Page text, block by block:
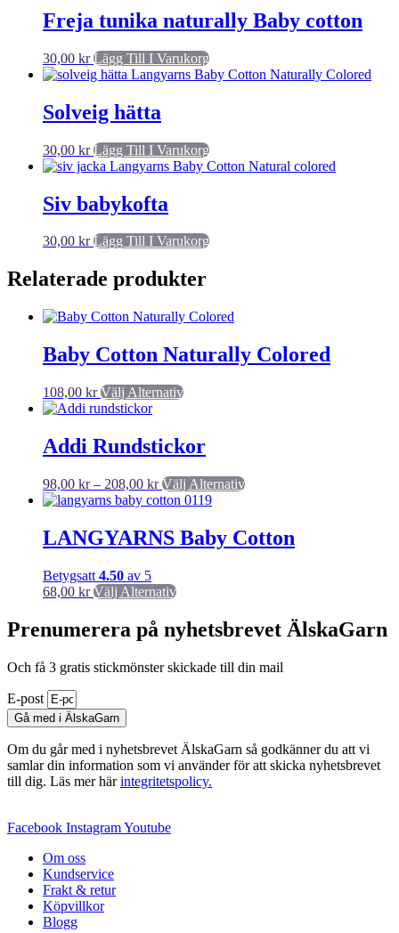
Freja tunika naturally Baby cotton
30,00 kr Lägg Till I Varukorg
Solveig hätta
30,00 kr Lägg Till I Varukorg
Siv babykofta
30,00 kr Lägg Till I Varukorg
Relaterade produkter
Baby Cotton Naturally Colored
108,00 kr Välj AlternativDen
flera
De
olika
kan
väljas
Addi Rundstickor
98,00 kr – 208,00 krPrisintervall:
98,00 kr
208,00 kr
Välj AlternativDen
har
flera
kan
på
produktsidan
LANGYARNS Baby Cotton
Betygsatt 4.50 av 5
68,00 kr Välj AlternativDen
produkten
har
varianter.
väljas
på
produktsidan
Prenumerera på nyhetsbrevet ÄlskaGarn
Och få 3 gratis stickmönster skickade till din mail
E-post
Gå med i ÄlskaGarn
Om du går med i nyhetsbrevet ÄlskaGarn så godkänner du att vi
samlar din information som vi använder för att skicka nyhetsbrevet
till dig. Läs mer härintegritetspolicy.
Facebook InstagramYoutube
Om oss
Kundservice
Frakt & retur
Köpvillkor
Blogg